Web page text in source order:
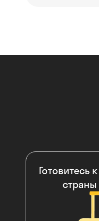
Готовитесь